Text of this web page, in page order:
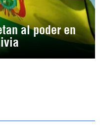
al poder en